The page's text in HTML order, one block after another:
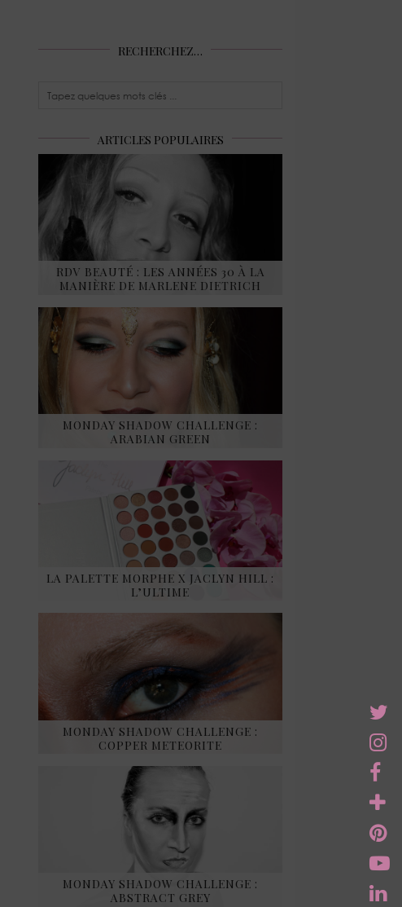
RECHERCHEZ…
ARTICLES POPULAIRES
RDV BEAUTÉ : LES ANNÉES 30 À LA
MANIÈRE DE MARLENE DIETRICH
MONDAY SHADOW CHALLENGE :
ARABIAN GREEN
LA PALETTE MORPHE X JACLYN HILL :
L’ULTIME
MONDAY SHADOW CHALLENGE :
COPPER METEORITE
MONDAY SHADOW CHALLENGE :
ABSTRACT GREY